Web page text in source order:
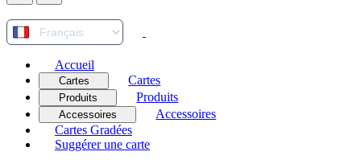
Accueil
Cartes Cartes
Produits Produits
Accessoires
Accessoires
Cartes Gradées
Suggérer une carte